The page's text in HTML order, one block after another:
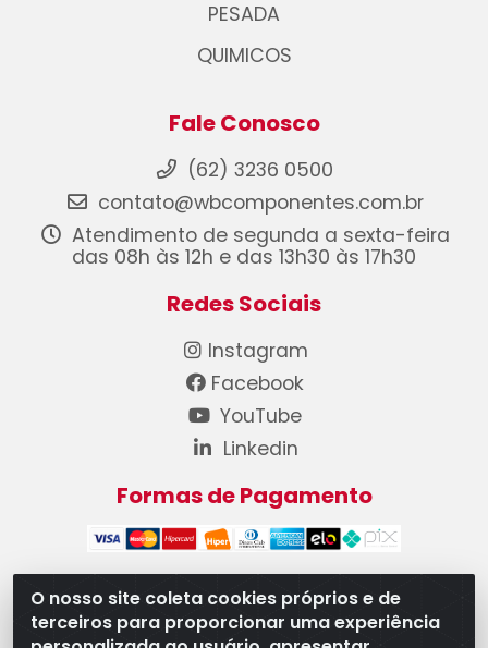
O nosso site coleta cookies próprios e de
terceiros para proporcionar uma experiência
PESADA
QUIMICOS
Fale Conosco
(62) 3236 0500
contato@wbcomponentes.com.br
Atendimento de segunda a sexta-feira
das 08h às 12h e das 13h30 às 17h30
Redes Sociais
Instagram
Facebook
YouTube
Linkedin
Formas de Pagamento
WB Componentes Automotivos LTDA - CNPJ